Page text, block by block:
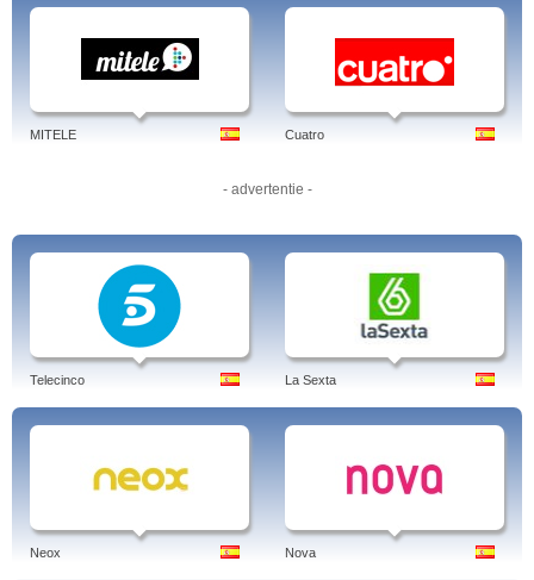
MITELE Cuatro
- advertentie -
Telecinco La Sexta
Neox Nova